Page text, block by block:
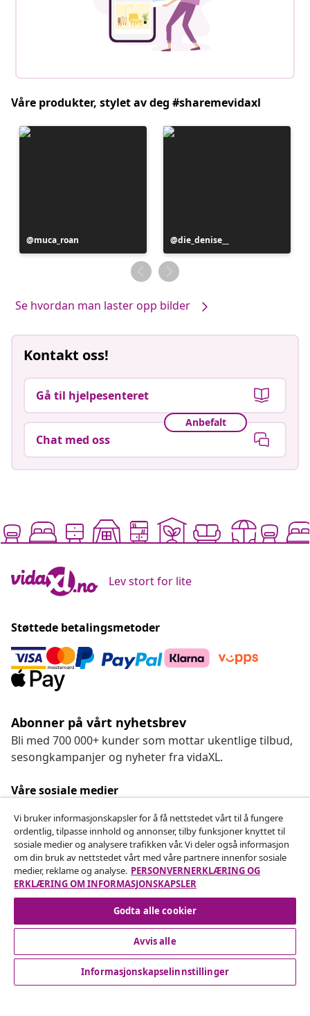
Våre produkter, stylet av deg #sharemevidaxl
Innlegg
publisert
muca_roan
Innlegg
publisert
av
die_denise__
Se hvordan man laster opp bilder
Kontakt oss!
Gå til hjelpesenteret
Anbefalt
Chat med oss
Lev stort for lite
Støttede betalingsmetoder
Abonner på vårt nyhetsbrev
Bli med 700 000+ kunder som mottar ukentlige tilbud,
sesongkampanjer og nyheter fra vidaXL.
Våre sosiale medier
Angre på kontrakten
Send inn en angrerett for bestillingen din.
Angre på kontrakten
Kundeservice
Vi bruker informasjonskapsler for å få nettstedet vårt til å fungere
ordentlig, tilpasse innhold og annonser, tilby funksjoner knyttet til
sosiale medier og analysere trafikken vår. Vi deler også informasjon
om din bruk av nettstedet vårt med våre partnere innenfor sosiale
medier, reklame og analyse. PERSONVERNERKLÆRING OG
ERKLÆRING OM INFORMASJONSKAPSLER
Godta alle cookier
Avvis alle
Informasjonskapselinnstillinger